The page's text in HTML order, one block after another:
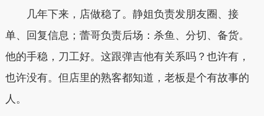
几年下来，店做稳了。静姐负责发朋友圈、接
单、回复信息；蕾哥负责后场：杀鱼、分切、备货。
他的手稳，刀工好。这跟弹吉他有关系吗？也许有，
也许没有。但店里的熟客都知道，老板是个有故事的
人。